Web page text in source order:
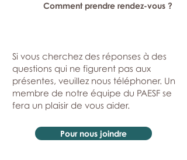
Comment prendre rendez-vous ?
Si vous cherchez des réponses à des
questions qui ne figurent pas aux
présentes, veuillez nous téléphoner. Un
membre de notre équipe du PAESF se
fera un plaisir de vous aider.
Pour nous joindre